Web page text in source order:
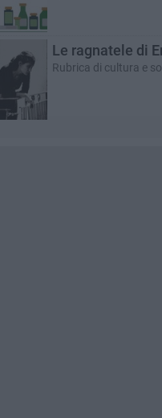
Le ragnatele di
Rubrica di cultura e